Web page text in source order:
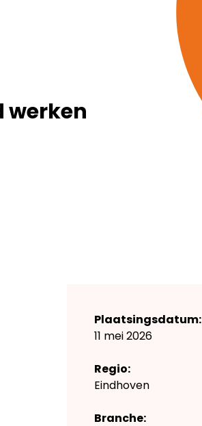
werken
Plaatsingsdatum:
11 mei 2026
Regio:
Eindhoven
Branche: